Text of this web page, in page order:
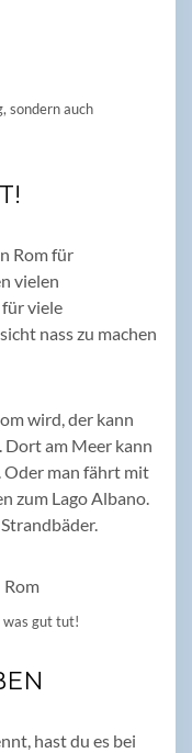
sondern auch
Rom für
vielen
viele
nass zu machen
wird, der kann
Dort am Meer kann
Oder man fährt mit
zum Lago Albano.
was gut tut!
hast du es bei